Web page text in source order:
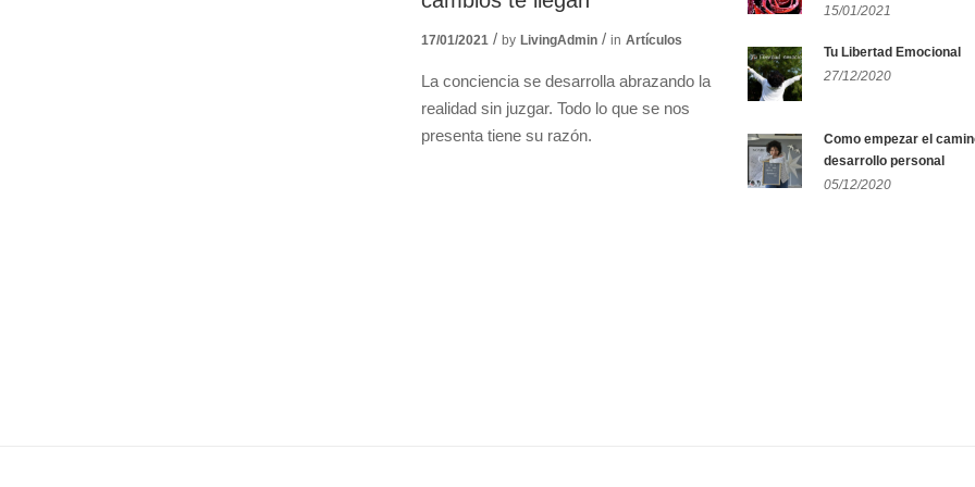
17/01/2021 by LivingAdmin in Artículos
La conciencia se desarrolla abrazando la
realidad sin juzgar. Todo lo que se nos
presenta tiene su razón.
15/01/2021
Tu Libertad Emocional
27/12/2020
Como empezar el
desarrollo personal
05/12/2020